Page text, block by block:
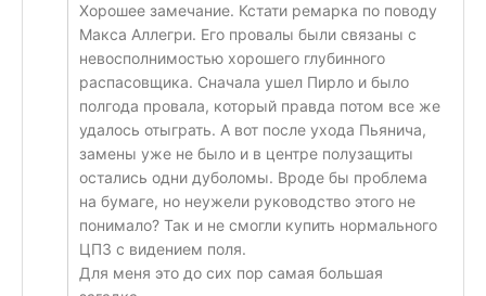
Хорошее замечание. Кстати ремарка по поводу
Макса Аллегри. Его провалы были связаны с
невосполнимостью хорошего глубинного
распасовщика. Сначала ушел Пирло и было
полгода провала, который правда потом все же
удалось отыграть. А вот после ухода Пьянича,
замены уже не было и в центре полузащиты
остались одни дуболомы. Вроде бы проблема
на бумаге, но неужели руководство этого не
понимало? Так и не смогли купить нормального
ЦПЗ с видением поля.
Для меня это до сих пор самая большая